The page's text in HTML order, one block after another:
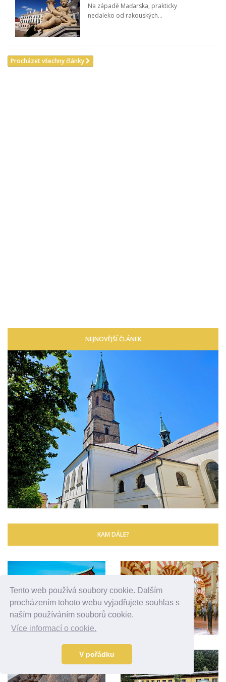
Tento web používá soubory cookie. Dalším
procházením tohoto webu vyjadřujete souhlas s
naším používáním souborů cookie.
Více informací o cookie.
V pořádku
Na západě Maďarska, prakticky
nedaleko od rakouských...
Procházet všechny články
NEJNOVĚJŠÍ ČLÁNEK
KAM DÁLE?